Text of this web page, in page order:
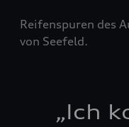
Reifenspuren des
von Seefeld.
„Ich